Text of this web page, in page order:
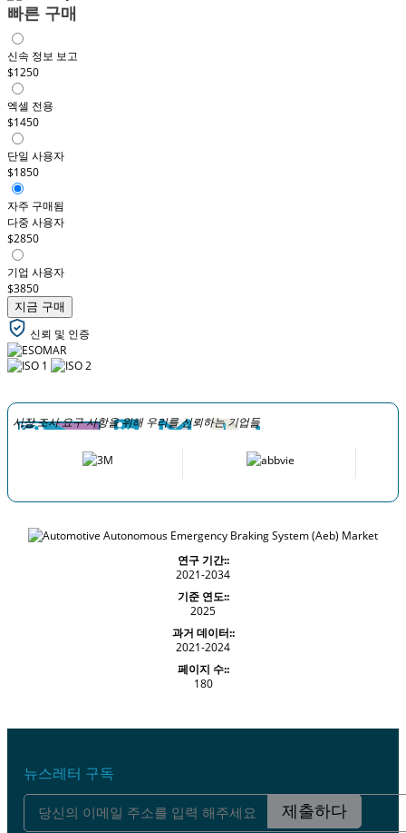
빠른 구매
신속 정보 보고
$1250
엑셀 전용
$1450
단일 사용자
$1850
자주 구매됨
다중 사용자
$2850
기업 사용자
$3850
지금 구매
신뢰 및 인증
시장 조사 요구 사항을 위해 우리를 신뢰하는 기업들
연구 기간::
2021-2034
기준 연도::
2025
과거 데이터::
2021-2024
페이지 수::
180
뉴스레터 구독
제출하다